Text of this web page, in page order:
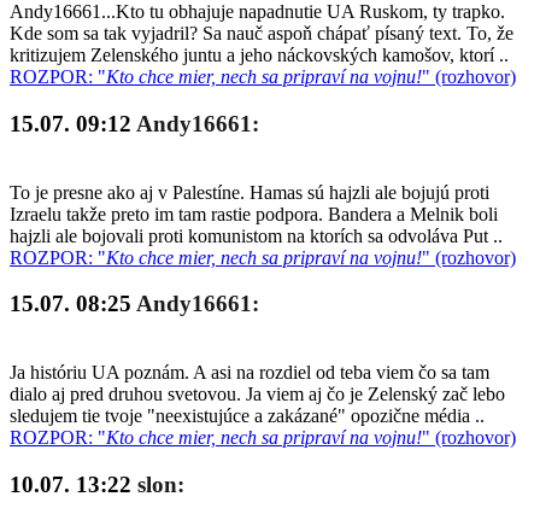
Andy16661...Kto tu obhajuje napadnutie UA Ruskom, ty trapko.
Kde som sa tak vyjadril? Sa nauč aspoň chápať písaný text. To, že
kritizujem Zelenského juntu a jeho náckovských kamošov, ktorí ..
ROZPOR: "Kto chce mier, nech sa pripraví na vojnu!" (rozhovor)
15.07. 09:12 Andy16661:
To je presne ako aj v Palestíne. Hamas sú hajzli ale bojujú proti
Izraelu takže preto im tam rastie podpora. Bandera a Melnik boli
hajzli ale bojovali proti komunistom na ktorích sa odvoláva Put ..
ROZPOR: "Kto chce mier, nech sa pripraví na vojnu!" (rozhovor)
15.07. 08:25 Andy16661:
Ja históriu UA poznám. A asi na rozdiel od teba viem čo sa tam
dialo aj pred druhou svetovou. Ja viem aj čo je Zelenský zač lebo
sledujem tie tvoje "neexistujúce a zakázané" opozične média ..
ROZPOR: "Kto chce mier, nech sa pripraví na vojnu!" (rozhovor)
10.07. 13:22 slon: